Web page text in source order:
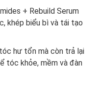
+ Rebuild Serum
khép biểu bì và tái tạo
hư tổn mà còn trả lại
tóc khỏe, mềm và đàn